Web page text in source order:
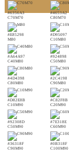
#6356A3
C70M70
#4653A2
C80M70
#E85298
M80
#D95097
C10M80
#A64A97
C40M80
#924898
C50M80
#4D4398
C80M80
#2C4198
C90M80
#D82E8B
C10M90
#C82F8B
C20M90
#92308D
C50M90
#7E318E
C60M90
#36318F
C90M90
#0B318F
C100M90